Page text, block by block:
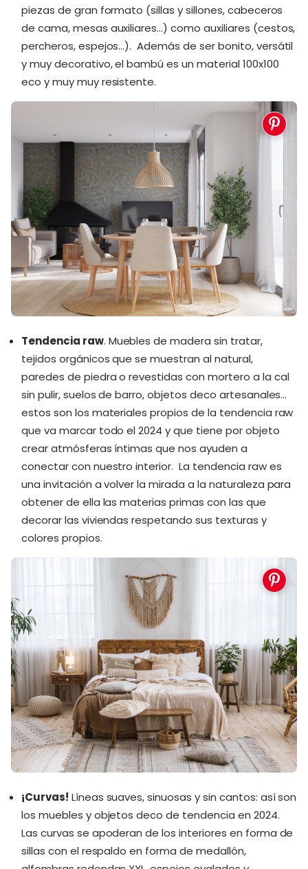
piezas de gran formato (sillas y sillones, cabeceros
de cama, mesas auxiliares…) como auxiliares (cestos,
percheros, espejos…). Además de ser bonito, versátil
y muy decorativo, el bambú es un material 100x100
eco y muy muy resistente.
Tendencia raw. Muebles de madera sin tratar,
tejidos orgánicos que se muestran al natural,
paredes de piedra o revestidas con mortero a la cal
sin pulir, suelos de barro, objetos deco artesanales…
estos son los materiales propios de la tendencia raw
que va marcar todo el 2024 y que tiene por objeto
crear atmósferas íntimas que nos ayuden a
conectar con nuestro interior. La tendencia raw es
una invitación a volver la mirada a la naturaleza para
obtener de ella las materias primas con las que
decorar las viviendas respetando sus texturas y
colores propios.
¡Curvas! Líneas suaves, sinuosas y sin cantos: así son
los muebles y objetos deco de tendencia en 2024.
Las curvas se apoderan de los interiores en forma de
sillas con el respaldo en forma de medallón,